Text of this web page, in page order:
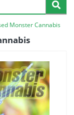
Monster Cannabis